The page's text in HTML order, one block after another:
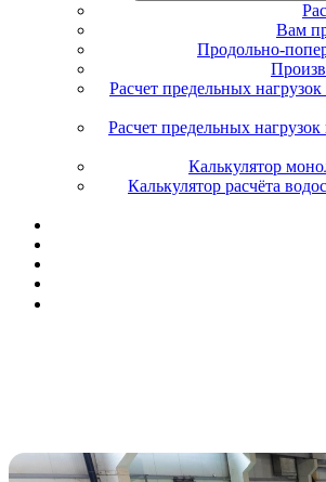
Вам
Продольно-
Расчет предельных
Расчет предельных
Калькулятор
Калькулятор расчёта